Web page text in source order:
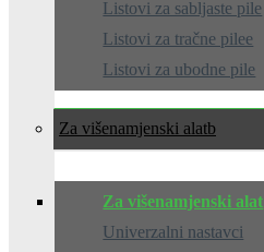
Listovi za sabljaste pile
Listovi za tračne pilee
Listovi za ubodne pile
Za višenamjenski alat
Za višenamjenski alat
Univerzalni nastavci